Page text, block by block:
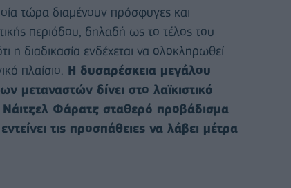
τώρα διαμένουν πρόσφυγες και
περιόδου, δηλαδή ως το τέλος του
διαδικασία ενδέχεται να ολοκληρωθεί
πλαίσιο. Η δυσαρέσκεια μεγάλου
μεταναστών δίνει στο λαϊκιστικό
Φάρατζ σταθερό προβάδισμα
τις προσπάθειες να λάβει μέτρα